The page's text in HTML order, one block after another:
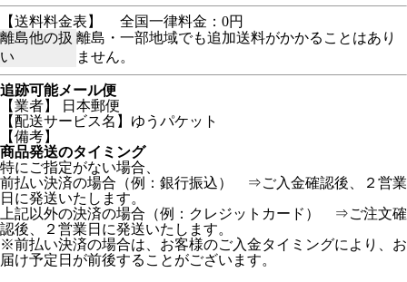
【送料料金表】
全国一律料金：0円
離島他の扱
い
離島・一部地域でも追加送料がかかることはあり
ません。
追跡可能メール便
【業者】 日本郵便
【配送サービス名】ゆうパケット
【備考】
商品発送のタイミング
特にご指定がない場合、
前払い決済の場合（例：銀行振込） ⇒ご入金確認後、２営業
日に発送いたします。
上記以外の決済の場合（例：クレジットカード） ⇒ご注文確
認後、２営業日に発送いたします。
※前払い決済の場合は、お客様のご入金タイミングにより、お
届け予定日が前後することがございます。